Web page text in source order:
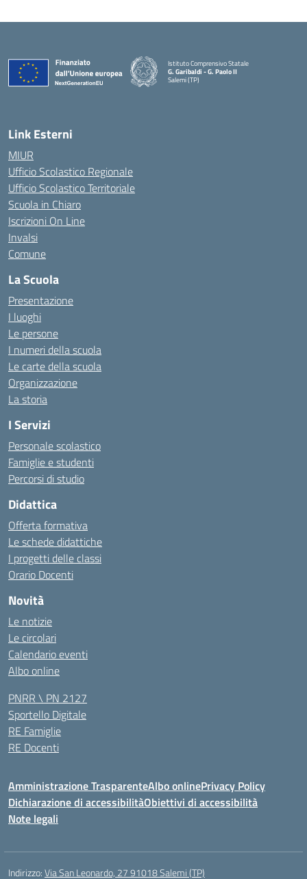
Istituto Comprensivo Statale
G. Garibaldi - G. Paolo II
Salemi (TP)
Link Esterni
MIUR
Ufficio Scolastico Regionale
Ufficio Scolastico Territoriale
Scuola in Chiaro
Iscrizioni On Line
Invalsi
Comune
La Scuola
Presentazione
I luoghi
Le persone
I numeri della scuola
Le carte della scuola
Organizzazione
La storia
I Servizi
Personale scolastico
Famiglie e studenti
Percorsi di studio
Didattica
Offerta formativa
Le schede didattiche
I progetti delle classi
Orario Docenti
Novità
Le notizie
Le circolari
Calendario eventi
Albo online
PNRR \ PN 2127
Sportello Digitale
RE Famiglie
RE Docenti
Amministrazione TrasparenteAlbo onlinePrivacy Policy
Dichiarazione di accessibilitàObiettivi di accessibilità
Note legali
Indirizzo:Via San Leonardo, 27 91018 Salemi (TP)